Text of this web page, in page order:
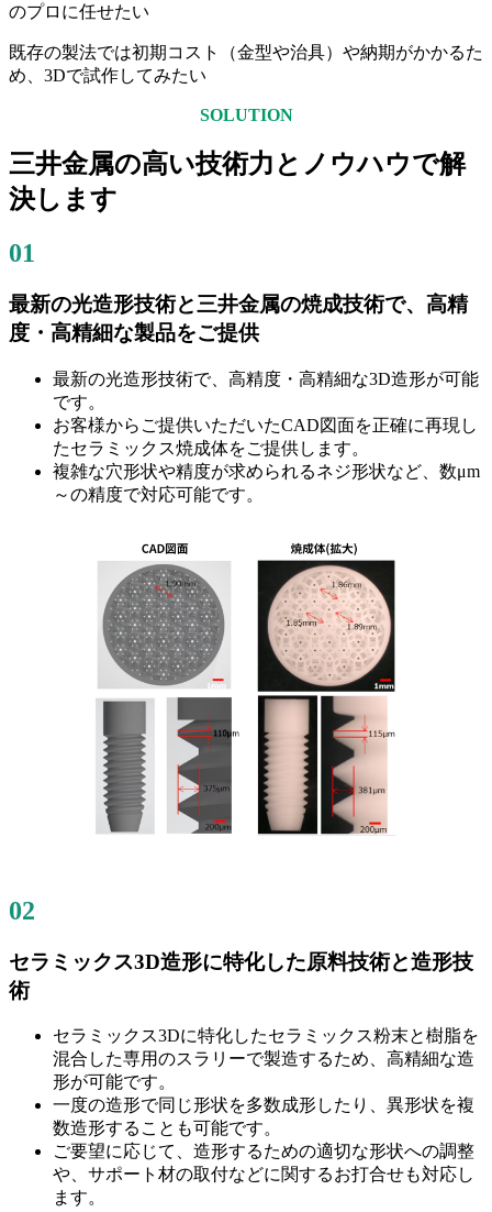
のプロに任せたい
既存の製法では初期コスト（金型や治具）や納期がかかるた
め、3Dで試作してみたい
SOLUTION
三井金属の高い技術力とノウハウで解
決します
01
最新の光造形技術と三井金属の焼成技術で、高精
度・高精細な製品をご提供
最新の光造形技術で、高精度・高精細な3D造形が可能
です。
お客様からご提供いただいたCAD図面を正確に再現し
たセラミックス焼成体をご提供します。
複雑な穴形状や精度が求められるネジ形状など、数μm
～の精度で対応可能です。
02
セラミックス3D造形に特化した原料技術と造形技
術
セラミックス3Dに特化したセラミックス粉末と樹脂を
混合した専用のスラリーで製造するため、高精細な造
形が可能です。
一度の造形で同じ形状を多数成形したり、異形状を複
数造形することも可能です。
ご要望に応じて、造形するための適切な形状への調整
や、サポート材の取付などに関するお打合せも対応し
ます。